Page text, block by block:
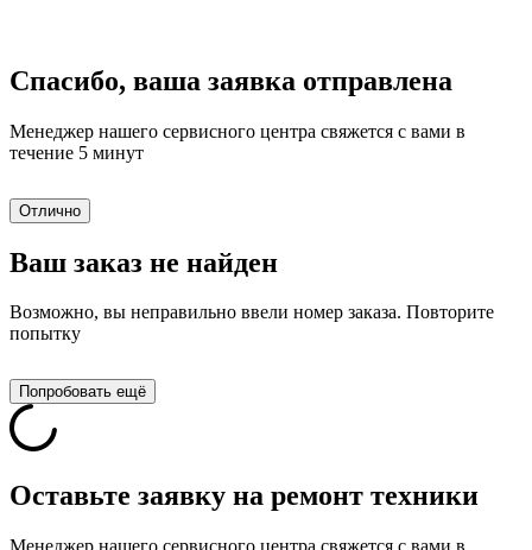
Спасибо, ваша заявка отправлена
Менеджер нашего сервисного центра свяжется с вами в
течение 5 минут
Отлично
Ваш заказ не найден
Возможно, вы неправильно ввели номер заказа. Повторите
попытку
Попробовать ещё
Оставьте заявку на ремонт техники